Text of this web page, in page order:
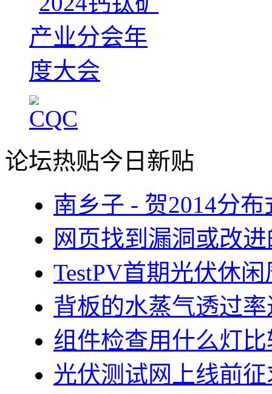
论坛热贴今日新贴
南乡子 - 贺2014分
网页找到漏洞或改
TestPV首期光伏休
背板的水蒸气透过
组件检查用什么灯
光伏测试网上线前